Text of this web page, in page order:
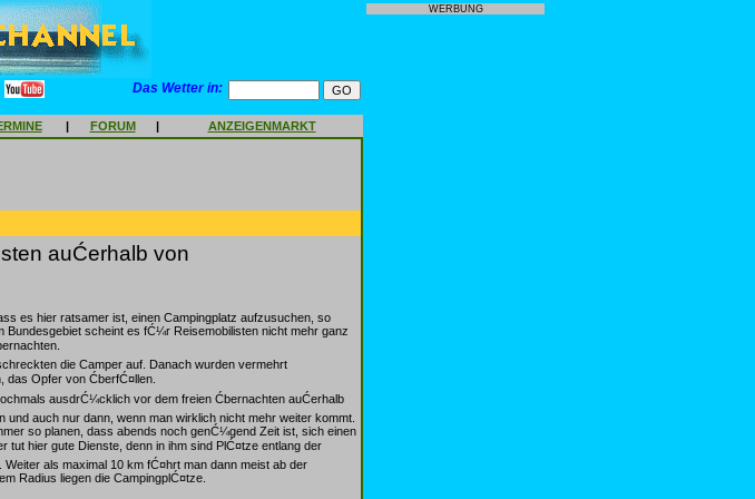
Das Wetter in:
| FORUM | ANZEIGENMARKT
auĆerhalb von
es hier ratsamer ist, einen Campingplatz aufzusuchen, so
scheint es fĆ¼r Reisemobilisten nicht mehr ganz
die Camper auf. Danach wurden vermehrt
Opfer von ĆberfĆ¤llen.
ausdrĆ¼cklich vor dem freien Ćbernachten auĆerhalb
auch nur dann, wenn man wirklich nicht mehr weiter kommt.
so planen, dass abends noch genĆ¼gend Zeit ist, sich einen
tut hier gute Dienste, denn in ihm sind PlĆ¤tze entlang der
als maximal 10 km fĆ¤hrt man dann meist ab der
Radius liegen die CampingplĆ¤tze.
WERBUNG